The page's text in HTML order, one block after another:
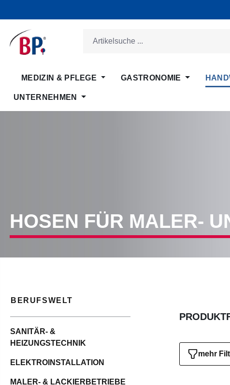
MEDIZIN & PFLEGE GASTRONOMIE
UNTERNEHMEN
HOSEN FÜR MALER-
BERUFSWELT
SANITÄR- &
HEIZUNGSTECHNIK
ELEKTROINSTALLATION
MALER- & LACKIERBETRIEBE
mehr